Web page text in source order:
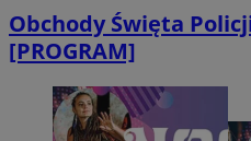
Obchody Święta
[PROGRAM]